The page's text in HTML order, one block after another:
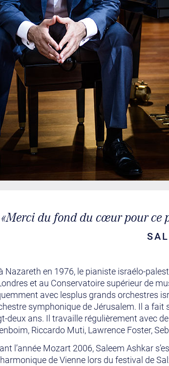
«Merci du fond du cœur pour ce
Nazareth en 1976, le pianiste israélo-
et au Conservatoire supérieur de
avec lesplus grands orchestres
symphonique de Jérusalem. Il a fait
deux ans. Il travaille régulièrement avec
Riccardo Muti, Lawrence Foster,
l’année Mozart 2006, Saleem Ashkar
de Vienne lors du festival de